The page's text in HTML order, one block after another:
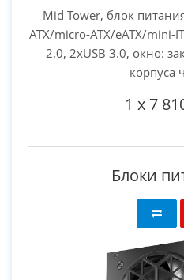
Mid Tower, блок
ATX/micro-ATX/eATX/mini-
2.0, 2xUSB 3.0, окно:
корпуса
1 x 7
Блоки